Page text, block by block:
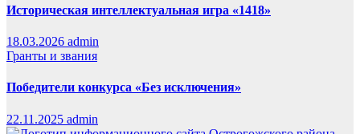
Историческая интеллектуальная игра «1418»
18.03.2026 admin
Гранты и звания
Победители конкурса «Без исключения»
22.11.2025 admin